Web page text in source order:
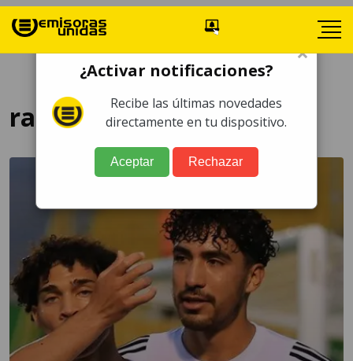
racha negativa
×
¿Activar notificaciones?
Recibe las últimas novedades
directamente en tu dispositivo.
Aceptar Rechazar